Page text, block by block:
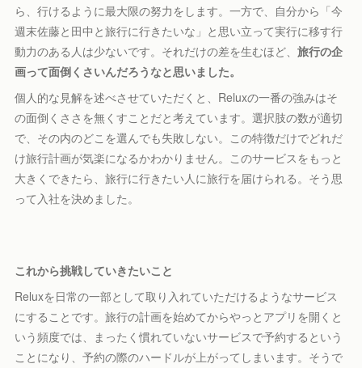
ら、行けるように最大限の努力をします。一方で、自分から「今
週末佐藤と田中と旅行に行きたいな」と思い立って実行に移す行
動力のある人は少ないです。それだけの差を生むほど、旅行の企
画って面倒くさいんだろうなと思いました。
個人的な見解を述べさせていただくと、Reluxの一番の強みはそ
の面倒くささを無くすことだと考えています。選択肢の数が適切
で、その内のどこを選んでも失敗しない。この特徴だけでどれだ
け旅行計画が気楽になるかわかりません。このサービスをもっと
大きくできたら、旅行に行きたい人に旅行を届けられる。そう思
って入社を決めました。
これから挑戦していきたいこと
Reluxを日常の一部として取り入れていただけるようなサービス
にすることです。旅行の計画を始めてからやっとアプリを開くと
いう頻度では、まったく慣れていないサービスで予約するという
ことになり、予約の際のハードルが上がってしまいます。そうで